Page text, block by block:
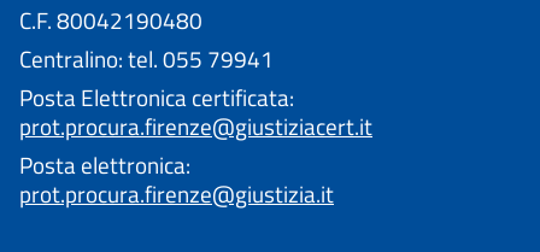
C.F. 80042190480
Centralino: tel. 055 79941
Posta Elettronica certificata:
prot.procura.firenze@giustiziacert.it
Posta elettronica:
prot.procura.firenze@giustizia.it